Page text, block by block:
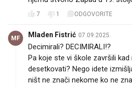
7 1 ODGOVORITE
MF Mladen Fistrić 07.09.2025.
Decimirali? DECIMIRALI!?
Pa koje ste vi škole završili
desetkovati? Nego idete
ništ ne znači nekome ko ne